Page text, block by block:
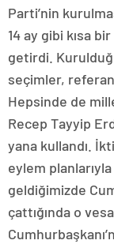
Parti’nin
14 ay gibi kısa
getirdi.
seçimler,
Hepsinde de
Recep Tayyip
yana kullandı.
eylem
geldiğimizde
çattığında o